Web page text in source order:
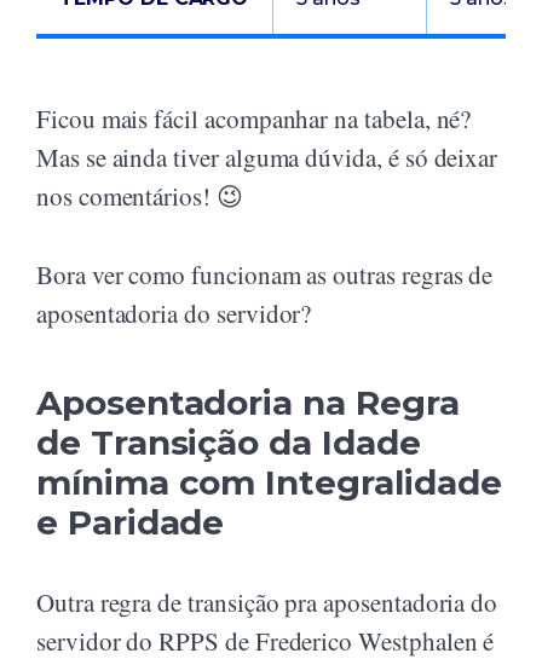
Ficou mais fácil acompanhar na tabela, né?
Mas se ainda tiver alguma dúvida, é só deixar
nos comentários! 😉
Bora ver como funcionam as outras regras de
aposentadoria do servidor?
Aposentadoria na Regra
de Transição da Idade
mínima com Integralidade
e Paridade
Outra regra de transição pra aposentadoria do
servidor do RPPS de Frederico Westphalen é